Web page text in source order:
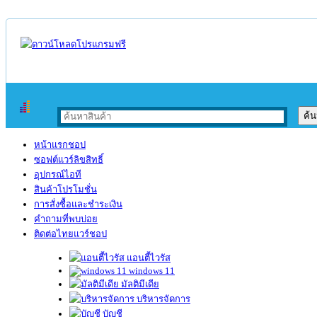
หน้าแรกชอป
ซอฟต์แวร์ลิขสิทธิ์
อุปกรณ์ไอที
สินค้าโปรโมชั่น
การสั่งซื้อและชำระเงิน
คำถามที่พบบ่อย
ติดต่อไทยแวร์ชอป
แอนตี้ไวรัส
windows 11
มัลติมีเดีย
บริหารจัดการ
บัญชี